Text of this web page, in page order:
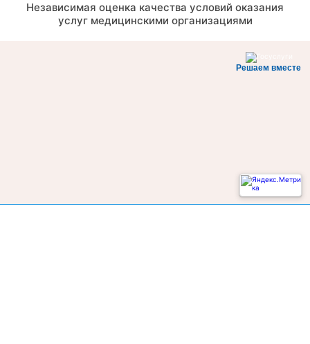
Независимая оценка качества условий оказания
услуг медицинскими организациями
Решаем вместе